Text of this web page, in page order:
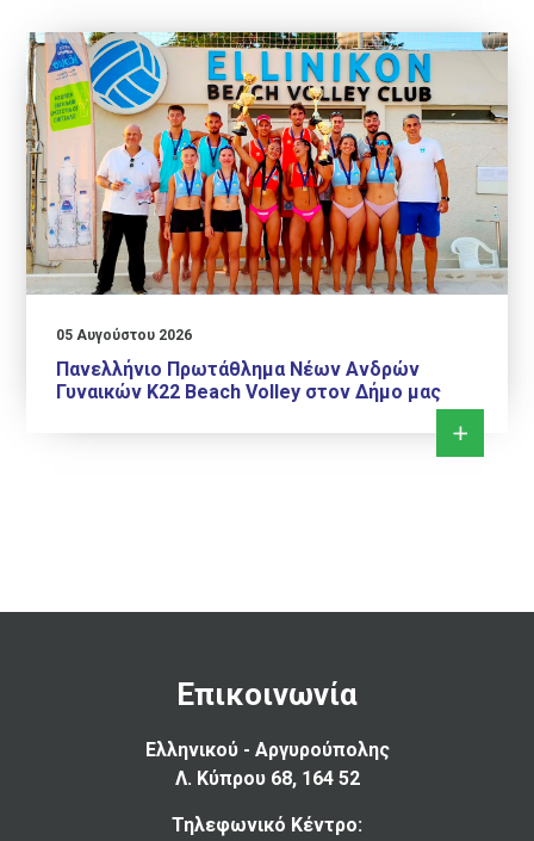
05 Αυγούστου 2026
Πανελλήνιο Πρωτάθλημα Νέων Ανδρών
Γυναικών Κ22 Beach Volley στον Δήμο μας
Επικοινωνία
Ελληνικού - Αργυρούπολης
Λ. Κύπρου 68, 164 52
Τηλεφωνικό Κέντρο: